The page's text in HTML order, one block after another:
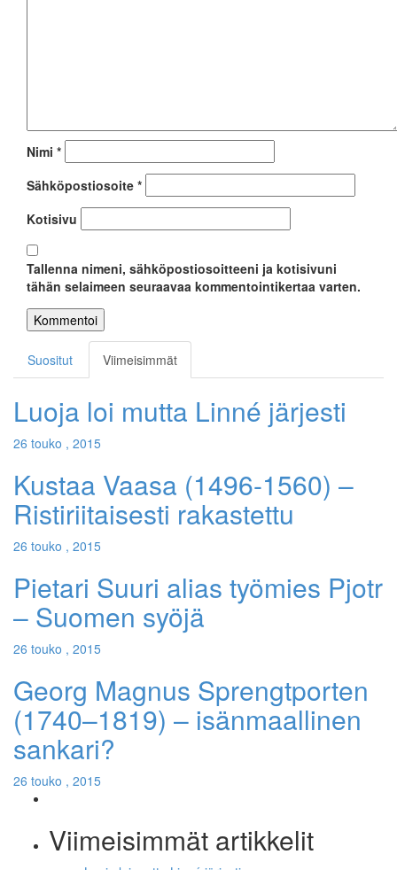
Nimi *
Sähköpostiosoite *
Kotisivu
Tallenna nimeni, sähköpostiosoitteeni ja kotisivuni
tähän selaimeen seuraavaa kommentointikertaa varten.
Suositut Viimeisimmät
Luoja loi mutta Linné järjesti
26 touko , 2015
Kustaa Vaasa (1496-1560) –
Ristiriitaisesti rakastettu
26 touko , 2015
Pietari Suuri alias työmies Pjotr
– Suomen syöjä
26 touko , 2015
Georg Magnus Sprengtporten
(1740–1819) – isänmaallinen
sankari?
26 touko , 2015
Viimeisimmät artikkelit